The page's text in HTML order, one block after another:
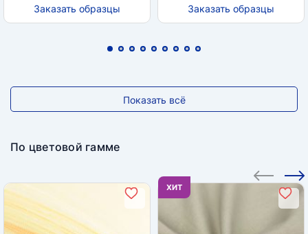
Заказать образцы Заказать образцы
Показать всё
По цветовой гамме
ХИТ